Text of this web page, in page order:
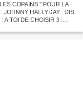
COPAINS " POUR LA
JOHNNY HALLYDAY : DIS
A TOI DE CHOISIR 3 :